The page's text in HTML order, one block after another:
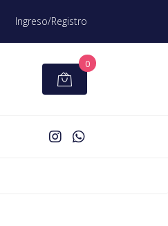
Ingreso/Registro
0